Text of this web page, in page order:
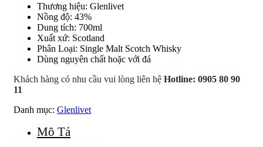
Thương hiệu: Glenlivet
Nồng độ: 43%
Dung tích: 700ml
Xuất xứ: Scotland
Phân Loại: Single Malt Scotch Whisky
Dùng nguyên chất hoặc với đá
Khách hàng có nhu cầu vui lòng liên hệ Hotline: 0905 80 90
11
Danh mục: Glenlivet
Mô Tả